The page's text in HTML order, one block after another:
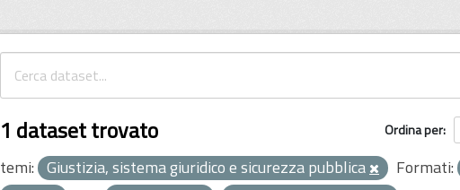
Ordina per
1 dataset trovato
temi: Giustizia, sistema giuridico e sicurezza pubblica Formati: